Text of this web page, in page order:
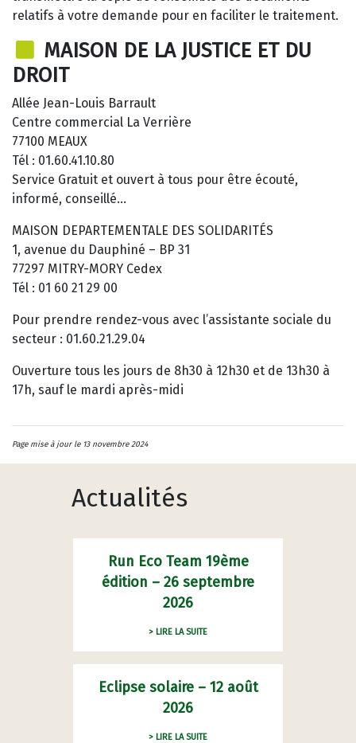
relatifs à votre demande pour en faciliter le traitement.
MAISON DE LA JUSTICE ET DU
DROIT
Allée Jean-Louis Barrault
Centre commercial La Verrière
77100 MEAUX
Tél : 01.60.41.10.80
Service Gratuit et ouvert à tous pour être écouté,
informé, conseillé…
MAISON DEPARTEMENTALE DES SOLIDARITÉS
1, avenue du Dauphiné – BP 31
77297 MITRY-MORY Cedex
Tél : 01 60 21 29 00
Pour prendre rendez-vous avec l’assistante sociale du
secteur : 01.60.21.29.04
Ouverture tous les jours de 8h30 à 12h30 et de 13h30 à
17h, sauf le mardi après-midi
Page mise à jour le 13 novembre 2024
Actualités
Run Eco Team 19ème
édition – 26 septembre
2026
> LIRE LA SUITE
Eclipse solaire – 12 août
2026
> LIRE LA SUITE